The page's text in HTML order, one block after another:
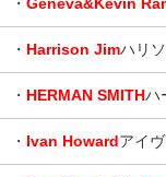
・ Harrison Jimハリ
・ HERMAN SMITHハ
・ Ivan Howardアイ